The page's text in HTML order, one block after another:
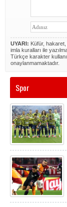
UYARI: Küfür,
imla kuralları ile
Türkçe karakter
onaylanmamaktadır.
Spor